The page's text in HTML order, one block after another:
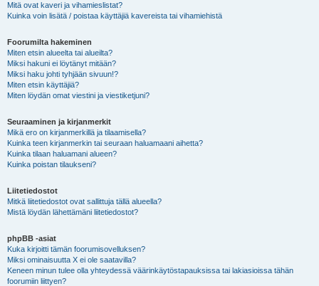
Mitä ovat kaveri ja vihamieslistat?
Kuinka voin lisätä / poistaa käyttäjiä kavereista tai vihamiehistä
Foorumilta hakeminen
Miten etsin alueelta tai alueilta?
Miksi hakuni ei löytänyt mitään?
Miksi haku johti tyhjään sivuun!?
Miten etsin käyttäjiä?
Miten löydän omat viestini ja viestiketjuni?
Seuraaminen ja kirjanmerkit
Mikä ero on kirjanmerkillä ja tilaamisella?
Kuinka teen kirjanmerkin tai seuraan haluamaani aihetta?
Kuinka tilaan haluamani alueen?
Kuinka poistan tilaukseni?
Liitetiedostot
Mitkä liitetiedostot ovat sallittuja tällä alueella?
Mistä löydän lähettämäni liitetiedostot?
phpBB -asiat
Kuka kirjoitti tämän foorumisovelluksen?
Miksi ominaisuutta X ei ole saatavilla?
Keneen minun tulee olla yhteydessä väärinkäytöstapauksissa tai lakiasioissa tähän
foorumiin liittyen?